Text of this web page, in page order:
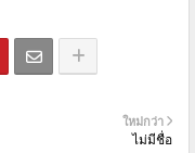
ใหม่กว่า
ไม่มีชื่อ